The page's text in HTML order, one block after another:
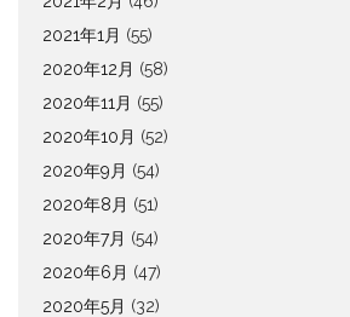
2021年1月 (55)
2020年12月 (58)
2020年11月 (55)
2020年10月 (52)
2020年9月 (54)
2020年8月 (51)
2020年7月 (54)
2020年6月 (47)
2020年5月 (32)